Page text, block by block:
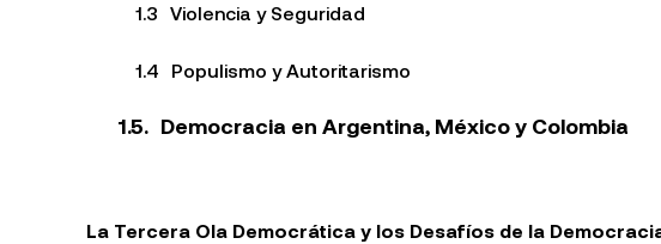
Violencia y Seguridad
Populismo y Autoritarismo
Democracia en Argentina, México y Colombia
La Tercera Ola Democrática y los Desafíos de la